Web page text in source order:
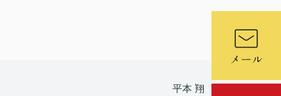
平本 翔